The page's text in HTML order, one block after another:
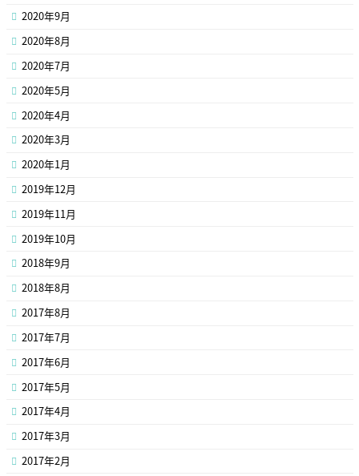
2020年9月
2020年8月
2020年7月
2020年5月
2020年4月
2020年3月
2020年1月
2019年12月
2019年11月
2019年10月
2018年9月
2018年8月
2017年8月
2017年7月
2017年6月
2017年5月
2017年4月
2017年3月
2017年2月